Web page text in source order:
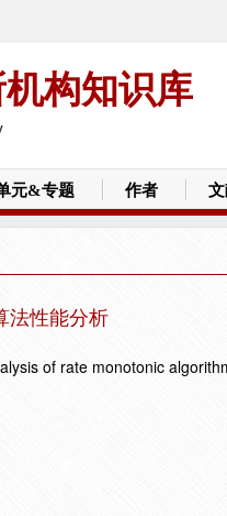
构知识库
元&专题 作者
法性能分析
of rate monotonic